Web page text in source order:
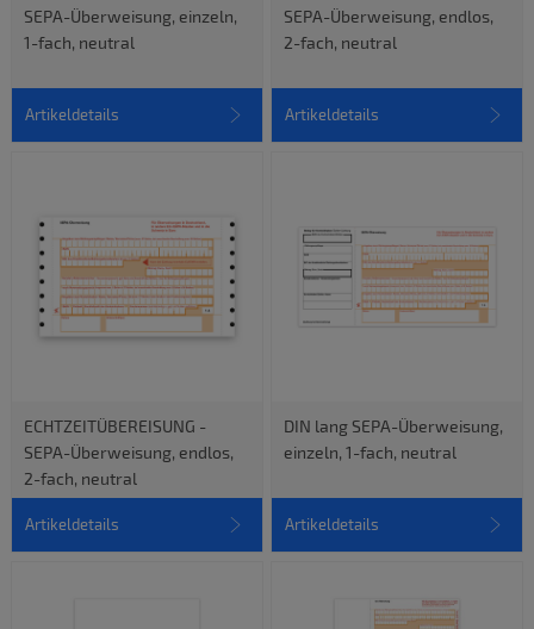
SEPA-Überweisung, einzeln,
1-fach, neutral
Artikeldetails
SEPA-Überweisung, endlos,
2-fach, neutral
Artikeldetails
ECHTZEITÜBEREISUNG -
SEPA-Überweisung, endlos,
2-fach, neutral
Artikeldetails
DIN lang SEPA-Überweisung,
einzeln, 1-fach, neutral
Artikeldetails